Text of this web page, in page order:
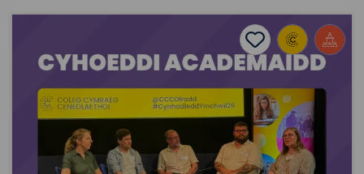
Cyhoeddi Academaidd
Add to favourites
Add to favourites
Cyhoeddi Academaidd
113
Cymraeg Yn Unig
Rhaglen Sgiliau Ymchwil
Rhaglen Datblygu Staff